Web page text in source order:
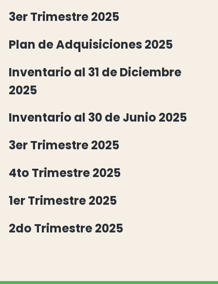
3er Trimestre 2025
Plan de Adquisiciones 2025
Inventario al 31 de Diciembre
2025
Inventario al 30 de Junio 2025
3er Trimestre 2025
4to Trimestre 2025
1er Trimestre 2025
2do Trimestre 2025